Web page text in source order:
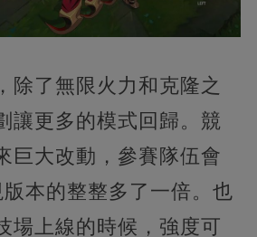
除了無限火力和克隆之
讓更多的模式回歸。競
巨大改動，參賽隊伍會
本的整整多了一倍。也
場上線的時候，強度可